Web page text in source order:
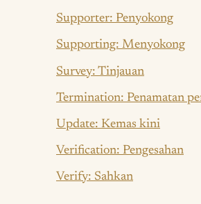
Supporter: Penyokong
Supporting: Menyokong
Survey: Tinjauan
Termination: Penamatan
Update: Kemas kini
Verification: Pengesahan
Verify: Sahkan